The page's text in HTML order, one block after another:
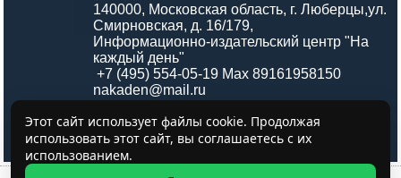
140000, Московская область, г. Люберцы,ул.
Смирновская, д. 16/179,
Информационно-издательский центр "На
каждый день"
+7 (495) 554-05-19 Max 89161958150
nakaden@mail.ru
Этот сайт использует файлы cookie. Продолжая
использовать этот сайт, вы соглашаетесь с их
использованием.